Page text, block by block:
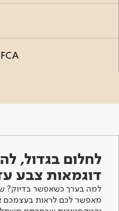
לחלום בגדול,
דוגמאות צבע
למה בערך כשאפשר בדיוק?
מאפשר לכם לראות בעצמכם